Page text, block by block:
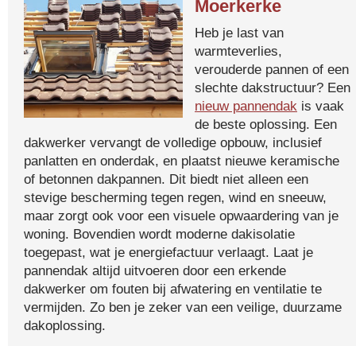
Moerkerke
Heb je last van
warmteverlies,
verouderde pannen of een
slechte dakstructuur? Een
nieuw pannendak is vaak
de beste oplossing. Een
dakwerker vervangt de volledige opbouw, inclusief
panlatten en onderdak, en plaatst nieuwe keramische
of betonnen dakpannen. Dit biedt niet alleen een
stevige bescherming tegen regen, wind en sneeuw,
maar zorgt ook voor een visuele opwaardering van je
woning. Bovendien wordt moderne dakisolatie
toegepast, wat je energiefactuur verlaagt. Laat je
pannendak altijd uitvoeren door een erkende
dakwerker om fouten bij afwatering en ventilatie te
vermijden. Zo ben je zeker van een veilige, duurzame
dakoplossing.